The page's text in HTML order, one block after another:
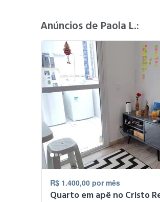
Anúncios de Paola L.:
R$ 1.400,00 por mês
Quarto em apê no Cristo